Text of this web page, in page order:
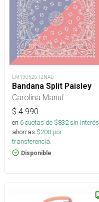
LM13052612NAD
Bandana Split Paisley
Carolina Manuf
$ 4.990
en 6cuotas de $832sin interés
ahorras $200 por
transferencia.
Disponible